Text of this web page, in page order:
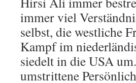
immer viel
selbst, die westliche
Kampf im
siedelt in die USA
umstrittene